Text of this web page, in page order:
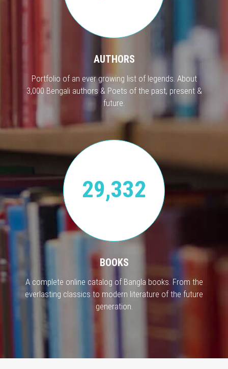
AUTHORS
Portfolio of an ever growing list of legends. About
3,000 Bengali authors & Poets of the past, present &
future.
29,332
BOOKS
A complete online catalog of Bangla books. From the
everlasting classics to modern literature of the future
generation.